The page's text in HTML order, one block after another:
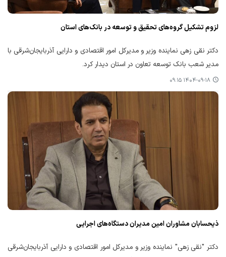
لزوم تشکیل گروه‌های تحقیق و توسعه در بانک‌های استان
دکتر نقی زهی نماینده وزیر و مدیرکل امور اقتصادی و دارایی آذربایجان‌شرقی با
مدیر شعب بانک توسعه تعاون در استان دیدار کرد.
۱۴۰۴-۰۹-۱۸ ۰۹:۱۵
ذیحسابان مشاوران امین مدیران دستگاه‌های اجرایی
دکتر "نقی زهی" نماینده وزیر و مدیرکل امور اقتصادی و دارایی آذربایجان‌شرقی